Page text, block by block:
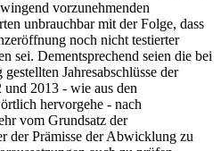
vorzunehmenden
unbrauchbar mit der Folge, dass
noch nicht testierter
sei. Dementsprechend seien die bei
Jahresabschlüsse der
2013 - wie aus den
hervorgehe - nach
vom Grundsatz der
der Prämisse der Abwicklung zu